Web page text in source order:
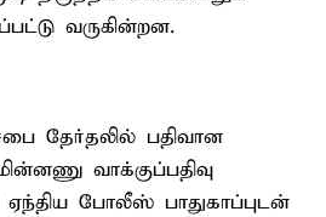
வருகின்றன.
தேர்தலில் பதிவான
வாக்குப்பதிவு
ஏந்திய போலீஸ் பாதுகாப்புடன்